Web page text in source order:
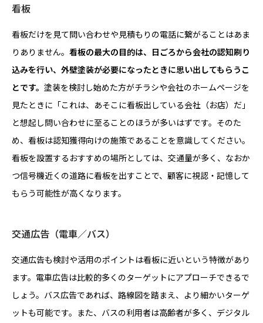
看板
看板だけを見て問い合わせや見積もりの電話に繋がることはあま
りありません。 看板の最大の目的は、日ごろから会社の認知刷り
込みを行い、外壁塗装が必要になったときに思い出してもらうこ
とです。 塗装を検討し始めた方がチラシや会社のホームページを
見たときに「これは、あそこに看板出している会社（お店）だ」
と想起し問い合わせに至ることのほうが多いはずです。そのた
め、看板は認知獲得向けの施策であることを意識してください。
看板を設置するおすすめの場所としては、交通量が多く、なおか
つ信号機近くの道路に看板を出すことで、顧客に視認・記憶して
もらう可能性が高くなります。
交通広告（電車／バス）
交通広告も検討や活用のポイントは看板に近いという特徴があり
ます。電車広告は比較的多くのターゲットにアプローチできるで
しょう。バス広告であれば、路線図を踏まえ、より細かいターゲ
ットも可能です。また、バスの利用者は高齢者が多く、デジタル